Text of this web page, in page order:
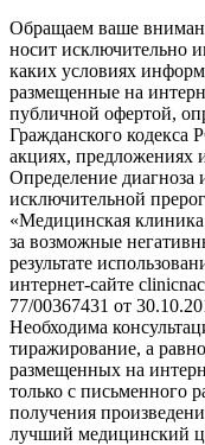
Обращаем ваше
носит исключительно
каких условиях
размещенные на
публичной офертой,
Гражданского
акциях, предложениях
Определение диагноза
исключительной
«Медицинская
за возможные
результате
интернет-сайте
77/00367431 от
Необходима
тиражирование, а
размещенных на
только с письменного
получения
лучший медицинский